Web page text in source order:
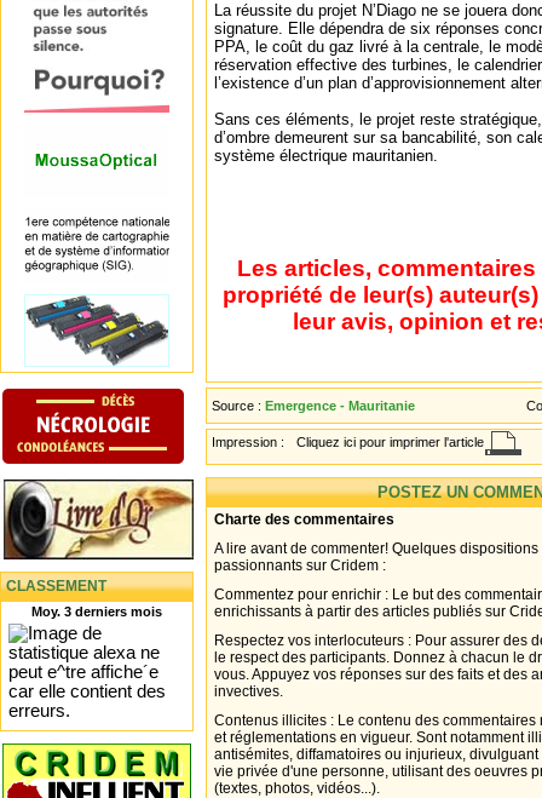
CLASSEMENT
Moy. 3 derniers mois
La réussite du projet N’Diago ne se jouera
signature. Elle dépendra de six réponses
PPA, le coût du gaz livré à la centrale, le
réservation effective des turbines, le
l’existence d’un plan d’approvisionnement
Sans ces éléments, le projet reste
d’ombre demeurent sur sa bancabilité, son
système électrique mauritanien.
Les articles,
propriété de leur(s)
leur avis, opinion et
Source : Emergence - Mauritanie
Impression : Cliquez ici pour imprimer l'article
POSTEZ UN
Charte des commentaires
A lire avant de commenter! Quelques
passionnants sur Cridem :
Commentez pour enrichir : Le but des
enrichissants à partir des articles publiés sur
Respectez vos interlocuteurs : Pour assurer des
le respect des participants. Donnez à chacun le
vous. Appuyez vos réponses sur des faits et des
invectives.
Contenus illicites : Le contenu des
et réglementations en vigueur. Sont notamment
antisémites, diffamatoires ou injurieux,
vie privée d'une personne, utilisant des oeuvres
(textes, photos, vidéos...).